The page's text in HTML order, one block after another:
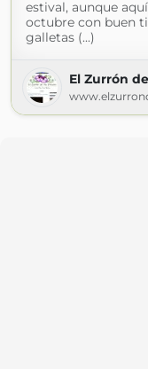
estival, aunque
octubre con buen
galletas (...)
El Zurrón